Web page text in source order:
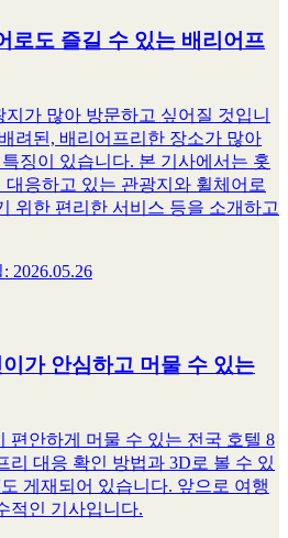
로도 즐길 수 있는 배리어프
가 많아 방문하고 싶어질 것입니
려된, 배리어프리한 장소가 많아
징이 있습니다. 본 기사에서는 홋
응하고 있는 관광지와 휠체어로
위한 편리한 서비스 등을 소개하고
: 2026.05.26
가 안심하고 머물 수 있는
편안하게 머물 수 있는 전국 호텔 8
리 대응 확인 방법과 3D로 볼 수 있
게재되어 있습니다. 앞으로 여행
적인 기사입니다.